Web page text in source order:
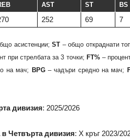
AST ST BS
252 69 7
асистенции; ST – общо откраднати
при стрелбата за 3 точки; FT%–
на мач; BPG– чадъри средно на мач;
дивизия: 2025/2026
в Четвърта дивизия: X кръг 2023/